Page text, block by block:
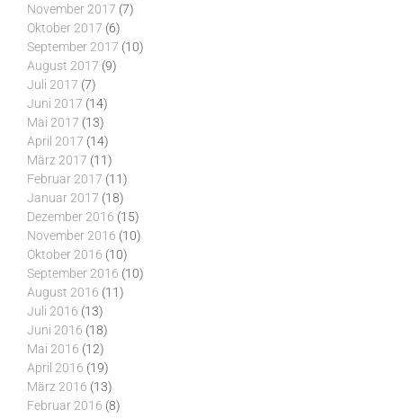
November 2017 (7)
Oktober 2017 (6)
September 2017 (10)
August 2017 (9)
Juli 2017 (7)
Juni 2017 (14)
Mai 2017 (13)
April 2017 (14)
März 2017 (11)
Februar 2017 (11)
Januar 2017 (18)
Dezember 2016 (15)
November 2016 (10)
Oktober 2016 (10)
September 2016 (10)
August 2016 (11)
Juli 2016 (13)
Juni 2016 (18)
Mai 2016 (12)
April 2016 (19)
März 2016 (13)
Februar 2016 (8)